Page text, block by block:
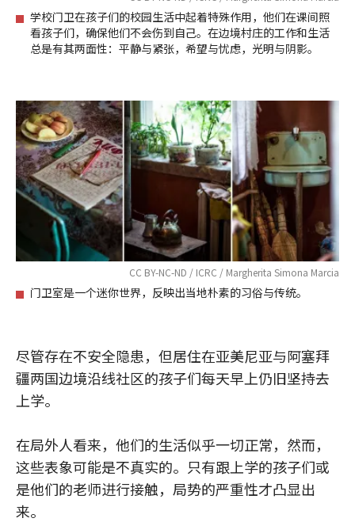
学校门卫在孩子们的校园生活中起着特殊作用，他们在课间照
看孩子们，确保他们不会伤到自己。在边境村庄的工作和生活
总是有其两面性：平静与紧张，希望与忧虑，光明与阴影。
CC BY-NC-ND / ICRC / Margherita Simona Marcia
门卫室是一个迷你世界，反映出当地朴素的习俗与传统。
尽管存在不安全隐患，但居住在亚美尼亚与阿塞拜
疆两国边境沿线社区的孩子们每天早上仍旧坚持去
上学。
在局外人看来，他们的生活似乎一切正常，然而，
这些表象可能是不真实的。只有跟上学的孩子们或
是他们的老师进行接触，局势的严重性才凸显出
来。